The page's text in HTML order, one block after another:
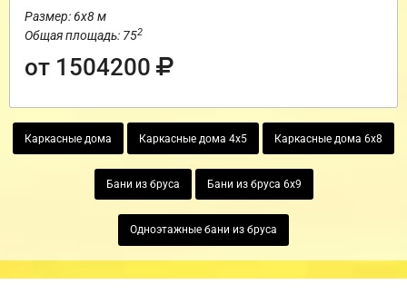
Размер: 6х8 м
Общая площадь: 752
от 1504200
Каркасные дома Каркасные дома 4х5 Каркасные дома 6х8
Бани из бруса Бани из бруса 6х9
Одноэтажные бани из бруса